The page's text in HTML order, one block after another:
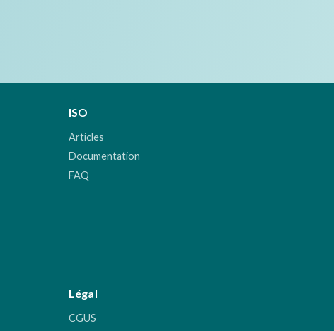
ISO
Articles
Documentation
FAQ
Légal
CGUS